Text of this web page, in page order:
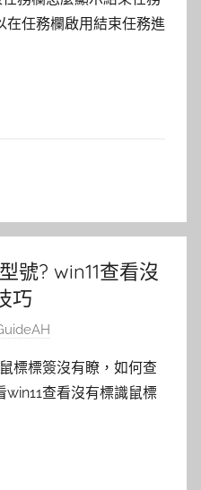
在任務欄啟用結束任務進
號? win11查看沒
巧
標標簽沒有瞭，如何查
查看沒有標識鼠標